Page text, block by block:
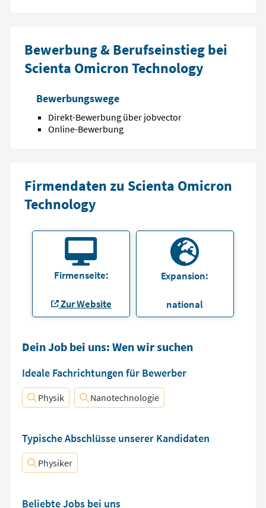
Bewerbung & Berufseinstieg bei
Scienta Omicron Technology
Bewerbungswege
Direkt-Bewerbung über jobvector
Online-Bewerbung
Firmendaten zu Scienta Omicron
Technology
Firmenseite:
Zur Website
Expansion:
national
Dein Job bei uns: Wen wir suchen
Ideale Fachrichtungen für Bewerber
Physik Nanotechnologie
Typische Abschlüsse unserer Kandidaten
Physiker
Beliebte Jobs bei uns